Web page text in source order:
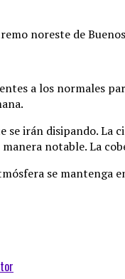
noreste de
a los normales
se irán disipando.
notable. La
se